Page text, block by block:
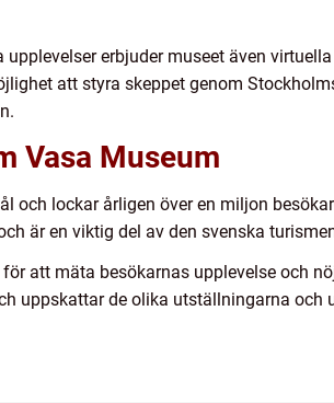
erbjuder museet även
att styra skeppet genom
Vasa Museum
och lockar årligen över en miljon
är en viktig del av den svenska
att mäta besökarnas upplevelse och
uppskattar de olika utställningarna och